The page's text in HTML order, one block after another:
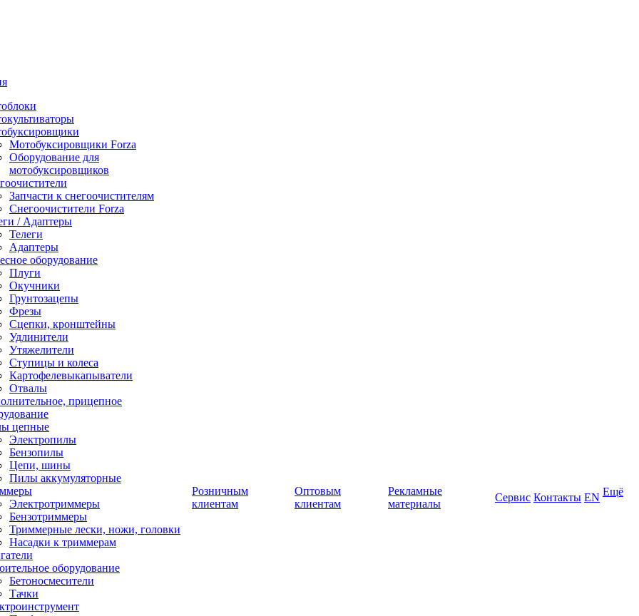
Мотобуксировщики Forza
Оборудование для
мотобуксировщиков
Запчасти к снегоочистителям
Снегоочистители Forza
/ Адаптеры
Телеги
Адаптеры
оборудование
Плуги
Окучники
Грунтозацепы
Фрезы
Сцепки, кронштейны
Удлинители
Утяжелители
Ступицы и колеса
Картофелевыкапыватели
Отвалы
прицепное
цепные
Электропилы
Бензопилы
Цепи, шины
Пилы аккумуляторные
Электротриммеры
Бензотриммеры
Триммерные лески, ножи, головки
Насадки к триммерам
оборудование
Бетоносмесители
Тачки
Розничным
клиентам
Оптовым
клиентам
Рекламные
материалы
Сервис Контакты EN Ещё